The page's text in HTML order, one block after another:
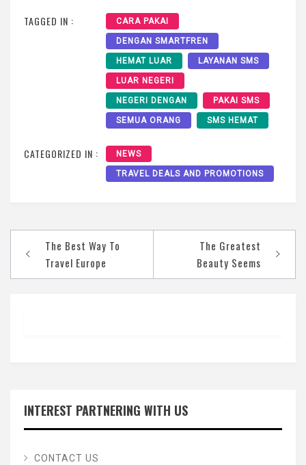
TAGGED IN : CARA PAKAI
DENGAN SMARTFREN
HEMAT LUAR LAYANAN SMS
LUAR NEGERI
NEGERI DENGAN PAKAI SMS
SEMUA ORANG SMS HEMAT
CATEGORIZED IN : NEWS
TRAVEL DEALS AND PROMOTIONS
navigation
The Best Way To
Travel Europe
The Greatest
Beauty Seems
INTEREST PARTNERING WITH US
CONTACT US